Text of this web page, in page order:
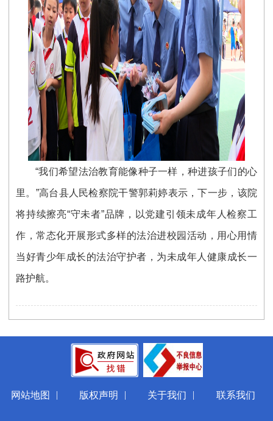
“我们希望法治教育能像种子一样，种进孩子们的心
里。”高台县人民检察院干警郭莉婷表示，下一步，该院
将持续擦亮“守未者”品牌，以党建引领未成年人检察工
作，常态化开展形式多样的法治进校园活动，用心用情
当好青少年成长的法治守护者，为未成年人健康成长一
路护航。
网站地图 | 版权声明 | 关于我们 | 联系我们